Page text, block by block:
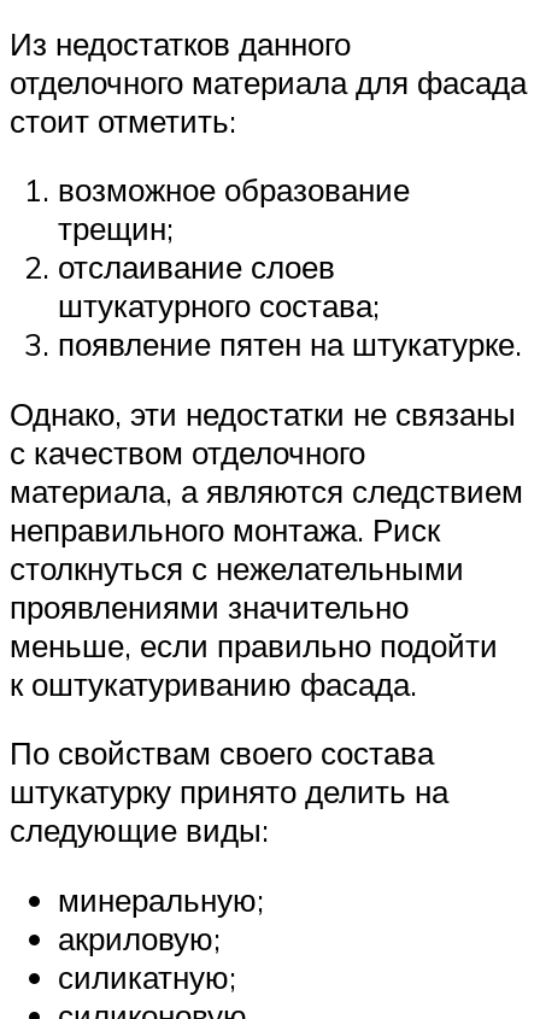
Из недостатков данного
отделочного материала для фасада
стоит отметить:
возможное образование
трещин;
отслаивание слоев
штукатурного состава;
появление пятен на штукатурке.
Однако, эти недостатки не связаны
с качеством отделочного
материала, а являются следствием
неправильного монтажа. Риск
столкнуться с нежелательными
проявлениями значительно
меньше, если правильно подойти
к оштукатуриванию фасада.
По свойствам своего состава
штукатурку принято делить на
следующие виды:
минеральную;
акриловую;
силикатную;